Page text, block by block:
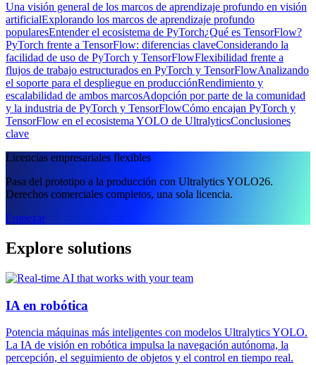
Una visión general de los marcos de aprendizaje profundo en visión
artificialExplorando los marcos de aprendizaje profundo
popularesEntender el ecosistema de PyTorch¿Qué es TensorFlow?
PyTorch frente a TensorFlow: diferencias claveConsiderando la
facilidad de uso de PyTorch y TensorFlowFlexibilidad frente a
flujos de trabajo estructurados en PyTorch y TensorFlowAnalizando
el soporte para el despliegue en producciónRendimiento y
escalabilidad de ambos marcosAdopción por parte de la comunidad
y la industria de PyTorch y TensorFlowCómo encajan PyTorch y
TensorFlow en el ecosistema YOLO de UltralyticsConclusiones
clave
Licencias empresariales flexibles
Pasa del prototipo a la producción con Ultralytics YOLO26.
Derechos comerciales completos, una sola licencia.
Empezar
Explore solutions
IA en robótica
Potencia máquinas más inteligentes con modelos Ultralytics YOLO.
La IA de visión en robótica impulsa la navegación autónoma, la
percepción, el seguimiento de objetos y el control en tiempo real.